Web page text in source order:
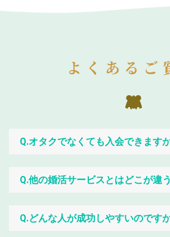
よくあるご
Q.オタクでなくても入会できます
Q.他の婚活サービスとはどこが違
Q.どんな人が成功しやすいのです